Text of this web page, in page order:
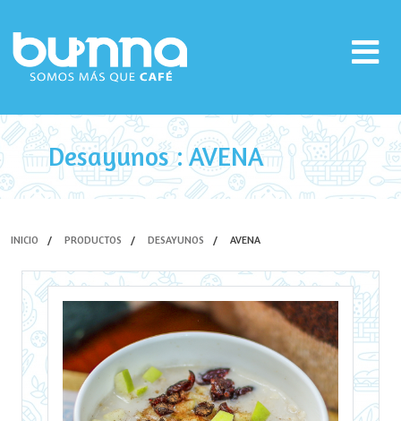
Desayunos : AVENA
INICIO PRODUCTOS DESAYUNOS AVENA